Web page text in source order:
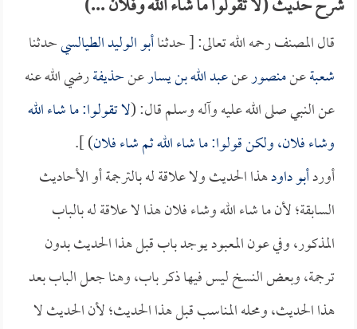
قال المصنف رحمه الله تعالى: [ حدثناأبو الوليد الطيالسيحدثنا
شعبةعنمنصورعنعبد الله بن يسارعنحذيفةرضي الله عنه
عن النبي صلى الله عليه وآله وسلم قال: (لا تقولوا: ما شاء الله
وشاء فلان، ولكن قولوا: ما شاء الله ثم شاء فلان) ].
أوردأبو داودهذا الحديث ولا علاقة له بالترجمة أو الأحاديث
السابقة؛ لأن ما شاء الله وشاء فلان هذا لا علاقة له بالباب
المذكور، وفي عون المعبود يوجد باب قبل هذا الحديث بدون
ترجمة، وبعض النسخ ليس فيها ذكر باب، وهنا جعل الباب بعد
هذا الحديث، ومحله المناسب قبل هذا الحديث؛ لأن الحديث لا